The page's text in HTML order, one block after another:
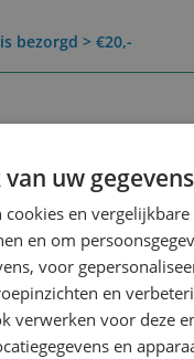
bezorgd > €20,-
uw gegevens
en
en om
voor
en
verwerken voor deze
en